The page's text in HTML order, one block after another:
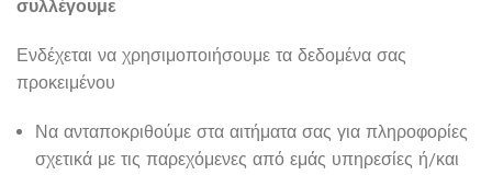
συλλέγουμε
Ενδέχεται να χρησιμοποιήσουμε τα δεδομένα σας
προκειμένου
Να ανταποκριθούμε στα αιτήματα σας για πληροφορίες
σχετικά με τις παρεχόμενες από εμάς υπηρεσίες ή/και